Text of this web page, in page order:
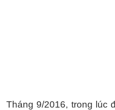
Tháng 9/2016, trong lúc